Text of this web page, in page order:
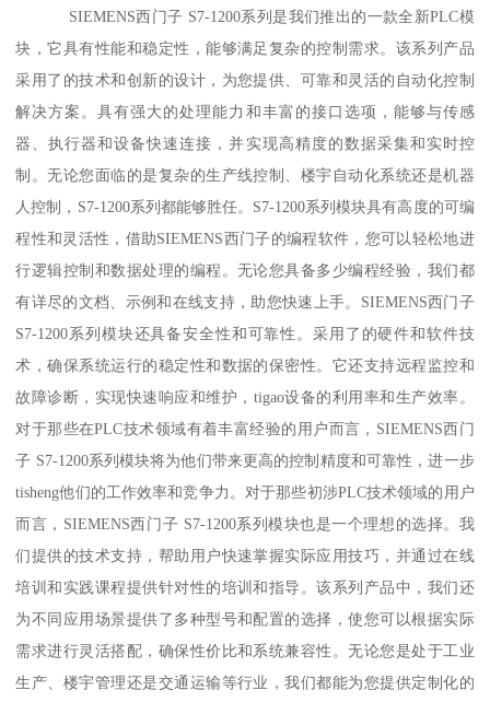
SIEMENS西门子 S7-1200系列是我们推出的一款全新PLC模
块，它具有性能和稳定性，能够满足复杂的控制需求。该系列产品
采用了的技术和创新的设计，为您提供、可靠和灵活的自动化控制
解决方案。具有强大的处理能力和丰富的接口选项，能够与传感
器、执行器和设备快速连接，并实现高精度的数据采集和实时控
制。无论您面临的是复杂的生产线控制、楼宇自动化系统还是机器
人控制，S7-1200系列都能够胜任。S7-1200系列模块具有高度的可编
程性和灵活性，借助SIEMENS西门子的编程软件，您可以轻松地进
行逻辑控制和数据处理的编程。无论您具备多少编程经验，我们都
有详尽的文档、示例和在线支持，助您快速上手。SIEMENS西门子
S7-1200系列模块还具备安全性和可靠性。采用了的硬件和软件技
术，确保系统运行的稳定性和数据的保密性。它还支持远程监控和
故障诊断，实现快速响应和维护，tigao设备的利用率和生产效率。
对于那些在PLC技术领域有着丰富经验的用户而言，SIEMENS西门
子 S7-1200系列模块将为他们带来更高的控制精度和可靠性，进一步
tisheng他们的工作效率和竞争力。对于那些初涉PLC技术领域的用户
而言，SIEMENS西门子 S7-1200系列模块也是一个理想的选择。我
们提供的技术支持，帮助用户快速掌握实际应用技巧，并通过在线
培训和实践课程提供针对性的培训和指导。该系列产品中，我们还
为不同应用场景提供了多种型号和配置的选择，使您可以根据实际
需求进行灵活搭配，确保性价比和系统兼容性。无论您是处于工业
生产、楼宇管理还是交通运输等行业，我们都能为您提供定制化的